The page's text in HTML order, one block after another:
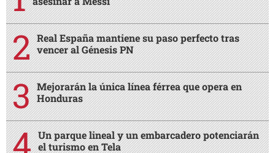
Real España mantiene su paso perfecto tras
vencer al Génesis PN
Mejorarán la única línea férrea que opera en
Honduras
Un parque lineal y un embarcadero potenciarán
el turismo en Tela